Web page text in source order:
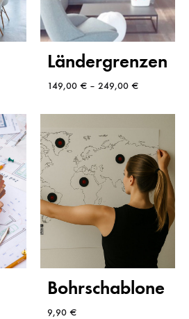
Ländergrenzen
149,00 € – 249,00 €
Bohrschablone
9,90 €